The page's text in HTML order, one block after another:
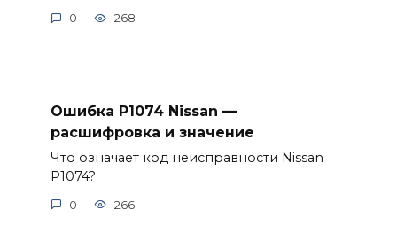
0 268
Ошибка P1074 Nissan —
расшифровка и значение
Что означает код неисправности Nissan
P1074?
0 266